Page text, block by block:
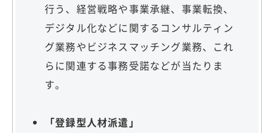
行う、経営戦略や事業承継、事業転換、
デジタル化などに関するコンサルティン
グ業務やビジネスマッチング業務、これ
らに関連する事務受諾などが当たりま
す。
「登録型人材派遣」